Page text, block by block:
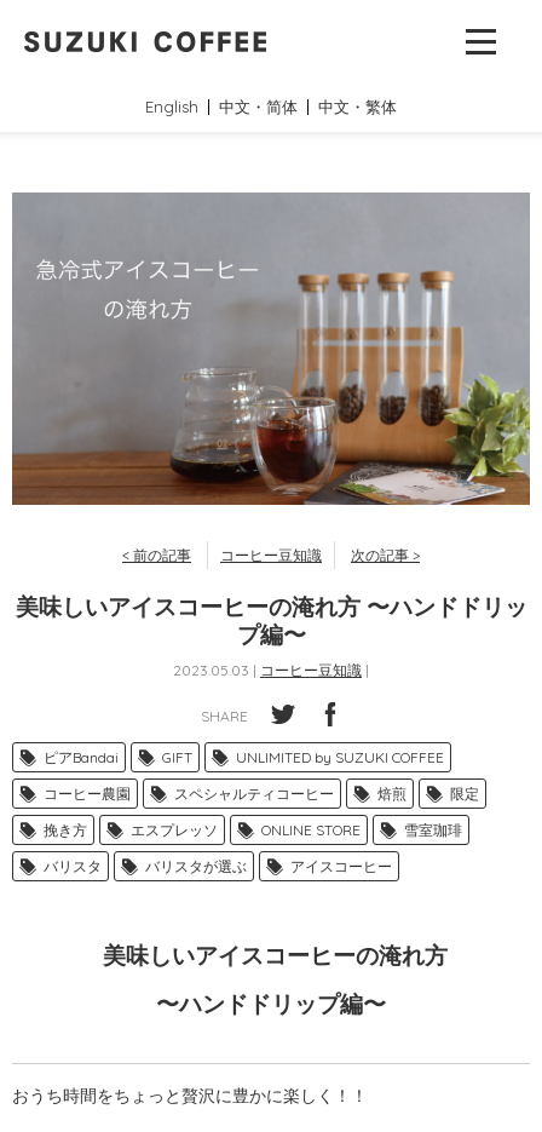
English 中文・简体 中文・繁体
< 前の記事 コーヒー豆知識 次の記事 >
美味しいアイスコーヒーの淹れ方 〜ハンドドリッ
プ編〜
2023.05.03 | コーヒー豆知識 |
SHARE
ピアBandai GIFT
UNLIMITED by SUZUKI COFFEE
コーヒー農園
スペシャルティコーヒー 焙煎
限定
挽き方
エスプレッソ ONLINE STORE
雪室珈琲
バリスタ
バリスタが選ぶ アイスコーヒー
美味しいアイスコーヒーの淹れ方
〜ハンドドリップ編〜
おうち時間をちょっと贅沢に豊かに楽しく！！